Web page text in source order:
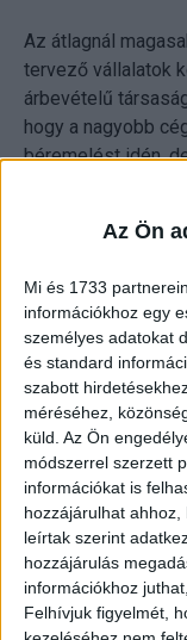
Az Ön
Mi és 1733
információkhoz egy
személyes adatokat
és standard
szabott
méréséhez,
küld. Az Ön
módszerrel szerzett
információkat is
hozzájárulhat
leírtak szerint
hozzájárulás
információkhoz
Felhívjuk figyelmét,
Az átlagnál
tervező vállalatok
árbevételű
hogy a nagyobb
béremelést idén,
bérfejlesztő
Átlagosan 8,4%-
Bár tavaly a
fizetések
12,5%-nál kisebb
még ennél is
(átlagosan 8,4%).
300 főnél több
átlagosan 5%-os,
%) és a kizárólag
foglalkoztatók
számolnak.